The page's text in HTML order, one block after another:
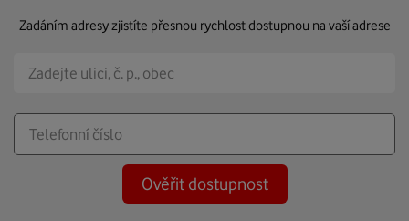
Zadáním adresy zjistíte přesnou rychlost dostupnou na vaší adrese
Ověřit dostupnost